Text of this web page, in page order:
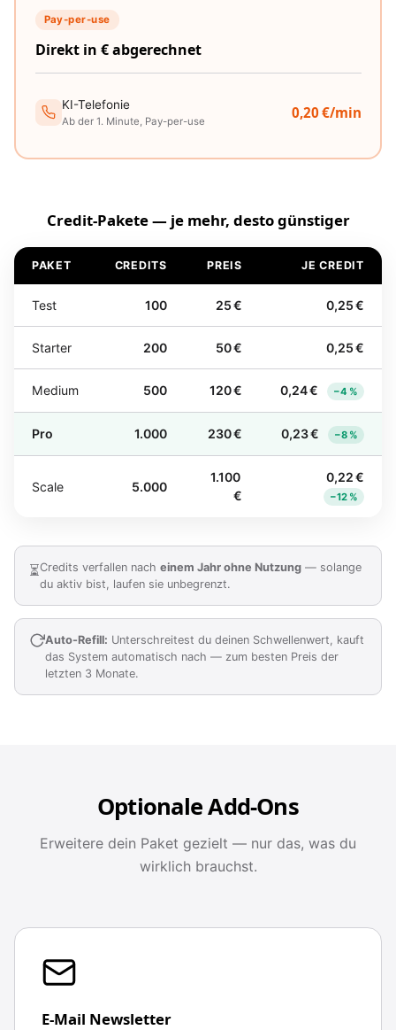
Pay-per-use
Direkt in € abgerechnet
KI-Telefonie
Ab der 1. Minute, Pay-per-use 0,20 €/min
Credit-Pakete — je mehr, desto günstiger
PAKET CREDITS PREIS JE CREDIT
Test 100 25 € 0,25 €
Starter 200 50 € 0,25 €
Medium 500 120 € 0,24 € −4 %
Pro 1.000 230 € 0,23 € −8 %
Scale 5.000
1.100
€
0,22 €
−12 %
⏳Credits verfallen nach einem Jahr ohne Nutzung — solange
du aktiv bist, laufen sie unbegrenzt.
Auto-Refill: Unterschreitest du deinen Schwellenwert, kauft
das System automatisch nach — zum besten Preis der
letzten 3 Monate.
Optionale Add-Ons
Erweitere dein Paket gezielt — nur das, was du
wirklich brauchst.
E-Mail Newsletter